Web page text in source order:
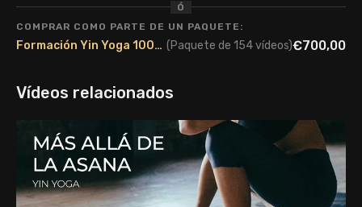
deseas. Muchas gracias por acompañarnos. Namaste 🙏
Ó
COMPRAR COMO PARTE DE UN PAQUETE:
Formación Yin Yoga 100h - Edición Junio24 (Paquete de 154 vídeos)€700,00
Vídeos relacionados